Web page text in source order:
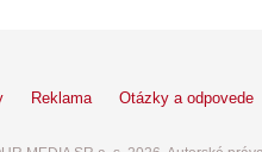
Reklama Otázky a odpovede